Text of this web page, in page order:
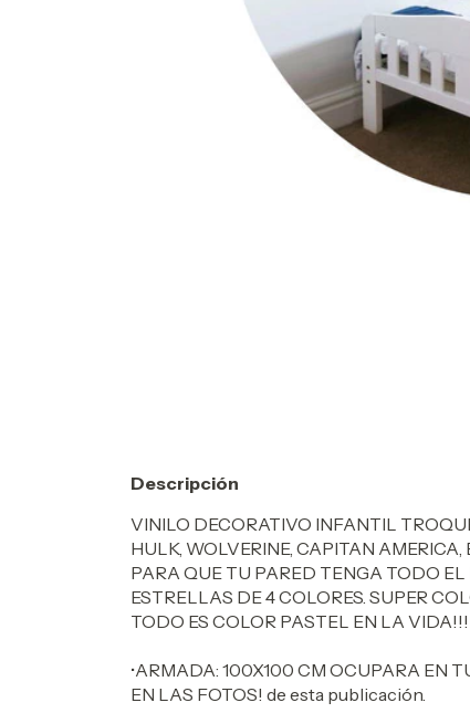
Descripción
VINILO DECORATIVO INFANTIL
HULK, WOLVERINE, CAPITAN
PARA QUE TU PARED TENGA TODO
ESTRELLAS DE 4 COLORES. SUPER
TODO ES COLOR PASTEL EN LA
•ARMADA: 100X100 CM OCUPARA EN
EN LAS FOTOS! de esta publicación.